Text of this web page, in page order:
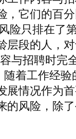
，它们的百
险只排在了第
层段的人，
与招聘时完
着工作经
展情况作为
风险，除